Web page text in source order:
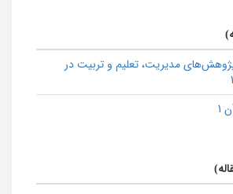
مديريت، تعلیم و تربیت در
1